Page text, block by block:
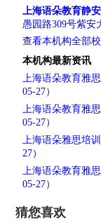
上海语朵教育静
愚园路309号紫安
查看本机构全部
本机构最新资讯
上海语朵教育雅
05-27）
上海语朵教育雅
05-27）
上海语朵雅思培
27）
上海语朵教育雅
05-27）
猜您喜欢